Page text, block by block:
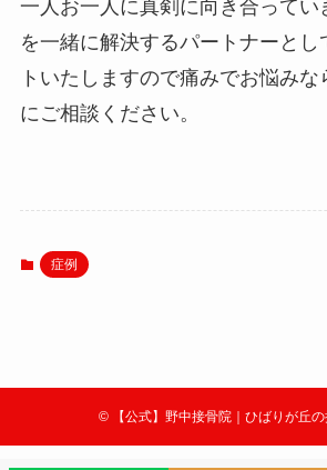
一人お一人に真剣に向き合ってい
を一緒に解決するパートナーとし
トいたしますので痛みでお悩み
にご相談ください。
症例
© 【公式】野中接骨院｜ひばりが丘の